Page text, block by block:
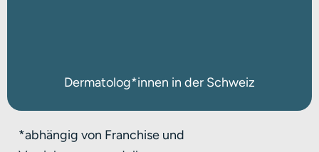
Dermatolog*innen in der Schweiz
*abhängig von Franchise und